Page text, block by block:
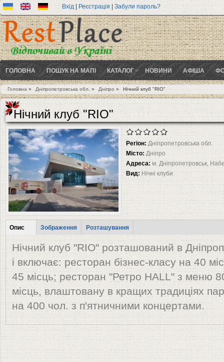
Вхід | Реєстрація|Забули пароль?
ГОЛОВНА ПОШУК НА МАПІ КАТАЛОГ НОВИНИ АФІША
Ви є тут
Головна» Дніпропетровська обл. » Дніпро » Нічний клуб "RIO"
Нічний клуб "RIO"
Регіон: Дніпропетровська обл.
Місто: Дніпро
Адреса: м. Дніпропетровськ,
Вид:Нічні клуби
Tabs
Опис
(активна
вкладка)
Зображення Розташування
Нічний клуб "RIO" розташований в
і включає: ресторан бізнес-класу на 40
45 місць; ресторан "Ретро HALL" з меню
місць, влаштовану в кращих традиціях
на 400 чол. з п'ятничними концертами.